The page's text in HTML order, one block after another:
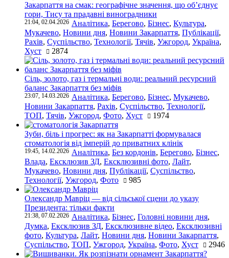
Закарпаття на смак: географічне значення, що об’єднує
гори, Тису та прадавні виноградники
21:04, 02.04.2026 Аналітика, Берегово, Бізнес, Культура,
Мукачево, Новини дня, Новини Закарпаття, Публікації,
Рахів, Суспільство, Технології, Тячів, Ужгород, Україна,
Хуст
2874
Сіль, золото, газ і термальні води: реальний ресурсний
баланс Закарпаття без міфів
23:07, 14.03.2026 Аналітика, Берегово, Бізнес, Мукачево,
Новини Закарпаття, Рахів, Суспільство, Технології,
ТОП, Тячів, Ужгород, Фото, Хуст 1974
Зуби, біль і прогрес: як на Закарпатті формувалася
стоматологія від імперій до приватних клінік
19:45, 14.02.2026 Аналітика, Без кордонів, Берегово, Бізнес,
Влада, Ексклюзив ЗД, Ексклюзивні фото, Лайт,
Мукачево, Новини дня, Публікації, Суспільство,
Технології, Ужгород, Фото 985
Олександр Мавріц — від сільської сцени до указу
Президента: тільки факти
21:38, 07.02.2026 Аналітика, Бізнес, Головні новини дня,
Думка, Ексклюзив ЗД, Ексклюзивне відео, Ексклюзивні
фото, Культура, Лайт, Новини дня, Новини Закарпаття,
Суспільство, ТОП, Ужгород, Україна, Фото, Хуст 2946